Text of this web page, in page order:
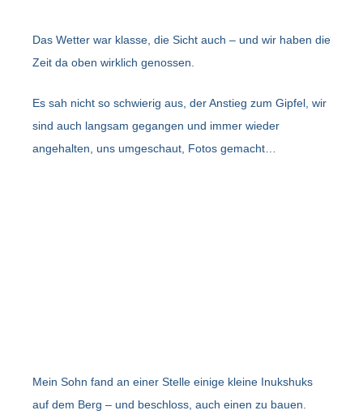
Das Wetter war klasse, die Sicht auch – und wir haben die
Zeit da oben wirklich genossen.
Es sah nicht so schwierig aus, der Anstieg zum Gipfel, wir
sind auch langsam gegangen und immer wieder
angehalten, uns umgeschaut, Fotos gemacht…
Mein Sohn fand an einer Stelle einige kleine Inukshuks
auf dem Berg – und beschloss, auch einen zu bauen.